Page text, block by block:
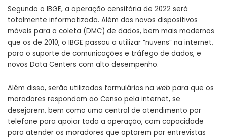
Segundo o IBGE, a operação censitária de 2022 será
totalmente informatizada. Além dos novos dispositivos
móveis para a coleta (DMC) de dados, bem mais modernos
que os de 2010, o IBGE passou a utilizar “nuvens” na internet,
para o suporte de comunicações e tráfego de dados, e
novos Data Centers com alto desempenho.
Além disso, serão utilizados formulários na web para que os
moradores respondam ao Censo pela internet, se
desejarem, bem como uma central de atendimento por
telefone para apoiar toda a operação, com capacidade
para atender os moradores que optarem por entrevistas